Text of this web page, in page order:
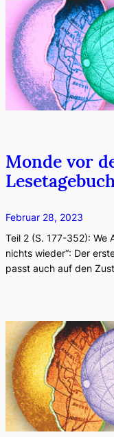
Monde vor
Februar 28, 2023
Teil 2 (S. 177-352): We
nichts wieder“: Der
passt auch auf den